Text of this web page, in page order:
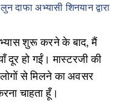
अभ्यासी शिनयान द्वारा
शुरू करने के बाद, मैं
दूर हो गईं। मास्टरजी की
से मिलने का अवसर
चाहता हूँ।